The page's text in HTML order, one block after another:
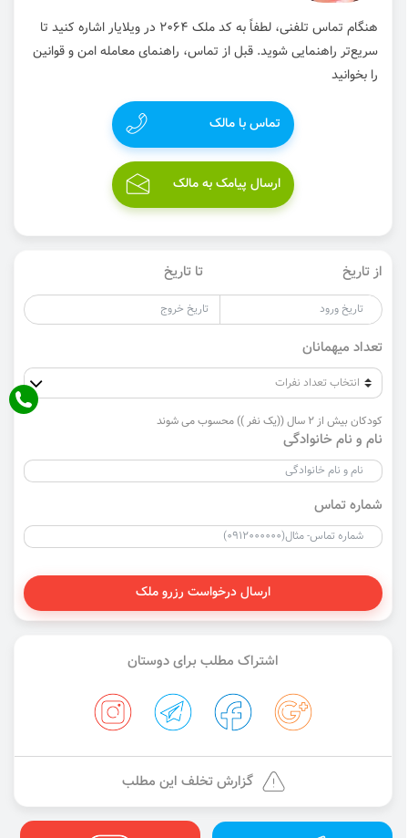
هنگام تماس تلفنی، لطفاً به کد ملک 2064 در ویلایار اشاره کنید تا
سریع‌تر راهنمایی شوید. قبل از تماس، راهنمای معامله امن و قوانین
را بخوانید
تماس با مالک
ارسال پیامک به مالک
از تاریخ تا تاریخ
تعداد میهمانان
کودکان بیش از 2 سال ((یک نفر )) محسوب می شوند
نام و نام خانوادگی
شماره تماس
ارسال درخواست رزرو ملک
اشتراک مطلب برای دوستان
گزارش تخلف این مطلب